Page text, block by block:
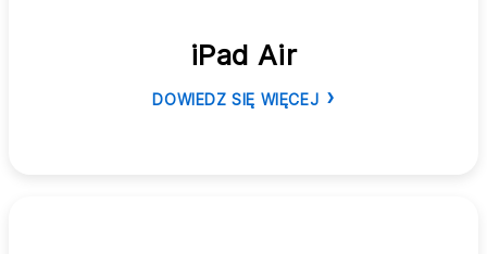
iPad Air
DOWIEDZ SIĘ WIĘCEJ